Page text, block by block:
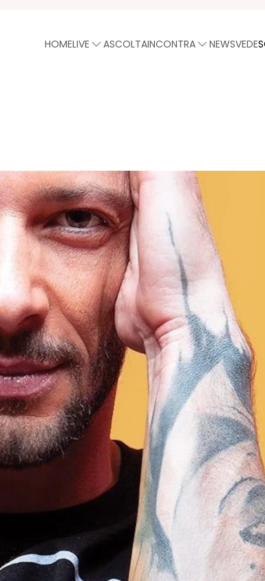
HOMELIVE ASCOLTAINCONTRA NEWSVEDE